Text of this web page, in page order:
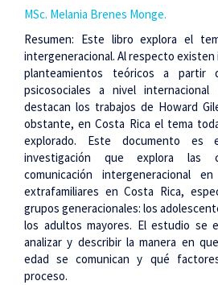
MSc. Melania Brenes Monge.
Resumen: Este libro explora el
intergeneracional. Al respecto
planteamientos teóricos a partir
psicosociales a nivel
destacan los trabajos de Howard
obstante, en Costa Rica el tema
explorado. Este documento
investigación que explora las
comunicación intergeneracional
extrafamiliares en Costa Rica,
grupos generacionales: los
los adultos mayores. El estudio se
analizar y describir la manera en
edad se comunican y qué
proceso.